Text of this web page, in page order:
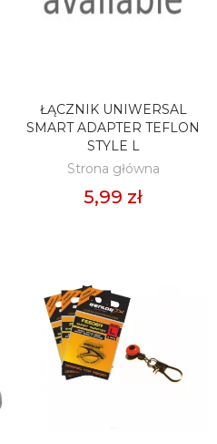
DODAJ DO KOSZYKA
ŁĄCZNIK UNIWERSAL
SMART ADAPTER TEFLON
STYLE L
Strona główna
5,99 zł